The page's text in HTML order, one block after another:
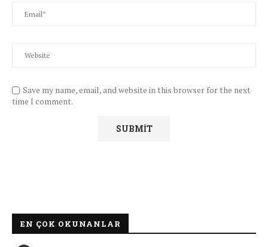
Save my name, email, and website in this browser for the next
time I comment.
EN ÇOK OKUNANLAR